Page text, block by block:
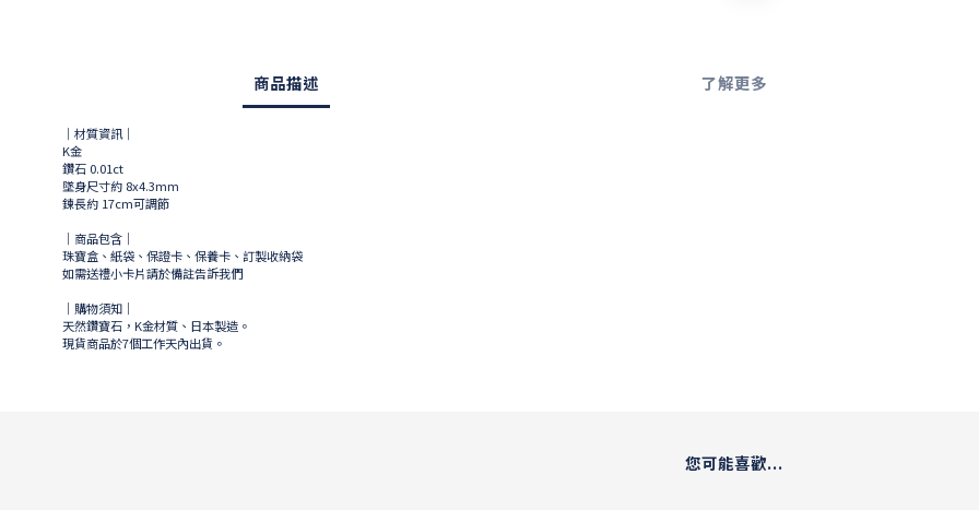
商品描述 了解更多
｜材質資訊｜
K金
鑽石 0.01ct
墜身尺寸約 8x4.3mm
鍊長約 17cm可調節
｜商品包含｜
珠寶盒、紙袋、保證卡、保養卡、訂製收納袋
如需送禮小卡片請於備註告訴我們
｜購物須知｜
天然鑽寶石，K金材質、日本製造。
現貨商品於7個工作天內出貨。
您可能喜歡...